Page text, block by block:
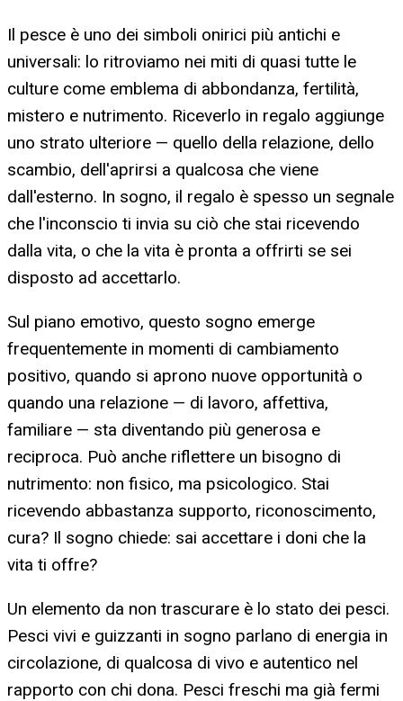
Il pesce è uno dei simboli onirici più antichi e
universali: lo ritroviamo nei miti di quasi tutte le
culture come emblema di abbondanza, fertilità,
mistero e nutrimento. Riceverlo in regalo aggiunge
uno strato ulteriore — quello della relazione, dello
scambio, dell'aprirsi a qualcosa che viene
dall'esterno. In sogno, il regalo è spesso un segnale
che l'inconscio ti invia su ciò che stai ricevendo
dalla vita, o che la vita è pronta a offrirti se sei
disposto ad accettarlo.
Sul piano emotivo, questo sogno emerge
frequentemente in momenti di cambiamento
positivo, quando si aprono nuove opportunità o
quando una relazione — di lavoro, affettiva,
familiare — sta diventando più generosa e
reciproca. Può anche riflettere un bisogno di
nutrimento: non fisico, ma psicologico. Stai
ricevendo abbastanza supporto, riconoscimento,
cura? Il sogno chiede: sai accettare i doni che la
vita ti offre?
Un elemento da non trascurare è lo stato dei pesci.
Pesci vivi e guizzanti in sogno parlano di energia in
circolazione, di qualcosa di vivo e autentico nel
rapporto con chi dona. Pesci freschi ma già fermi